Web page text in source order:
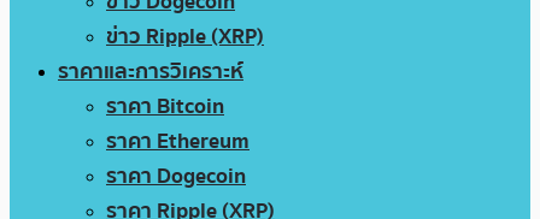
ข่าว Ripple (XRP)
ราคาและการวิเคราะห์
ราคา Bitcoin
ราคา Ethereum
ราคา Dogecoin
ราคา Ripple (XRP)